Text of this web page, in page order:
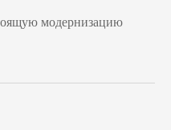
модернизацию